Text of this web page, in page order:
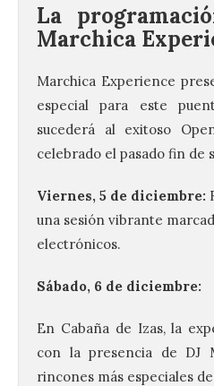
La
Marchica
Marchica Experience
especial para este
sucederá al exitoso
celebrado el pasado fin de
Viernes, 5 de diciembre:
una sesión vibrante
electrónicos.
Sábado, 6 de diciembre:
En Cabaña de Izas, la
con la presencia de DJ
rincones más especiales